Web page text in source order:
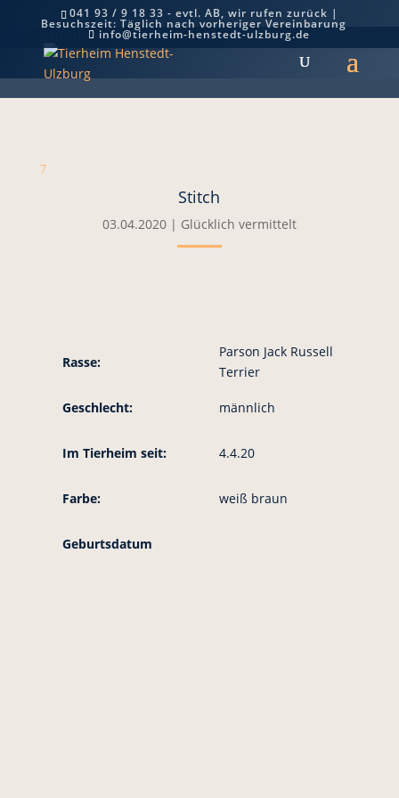
041 93 / 9 18 33 - evtl. AB, wir rufen zurück |
Besuchszeit: Täglich nach vorheriger Vereinbarung
info@tierheim-henstedt-ulzburg.de
Stitch
7
Stitch
03.04.2020| Glücklich vermittelt
Rasse:
Parson Jack Russell
Terrier
Geschlecht: männlich
Im Tierheim seit: 4.4.20
Farbe: weiß braun
Geburtsdatum